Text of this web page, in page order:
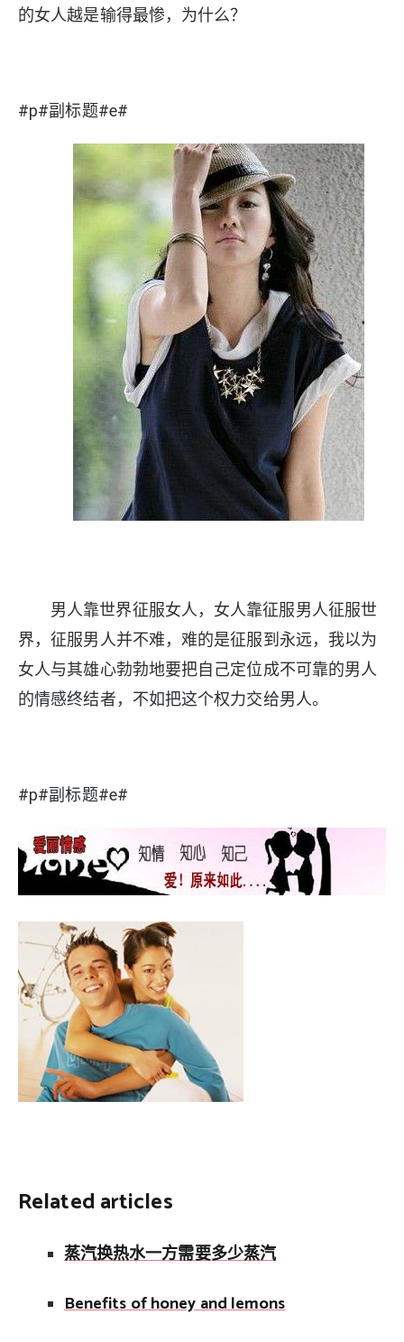
的女人越是输得最惨，为什么？
#p#副标题#e#
男人靠世界征服女人，女人靠征服男人征服世
界，征服男人并不难，难的是征服到永远，我以为
女人与其雄心勃勃地要把自己定位成不可靠的男人
的情感终结者，不如把这个权力交给男人。
#p#副标题#e#
Related articles
蒸汽换热水一方需要多少蒸汽
Benefits of honey and lemons